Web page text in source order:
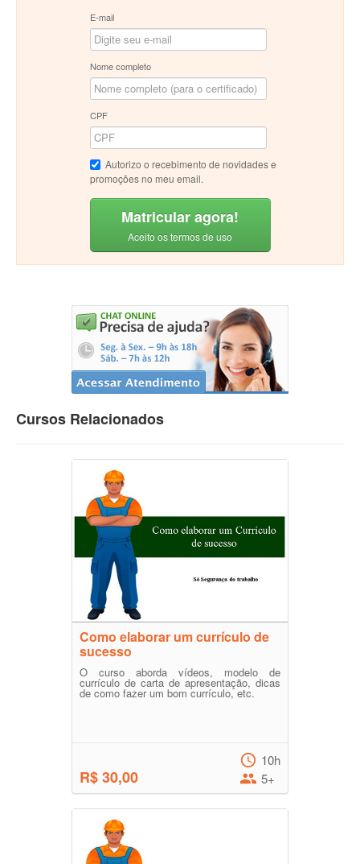
E-mail
Nome completo
CPF
Autorizo o recebimento de novidades e
promoções no meu email.
Matricular agora!
Aceito os termos de uso
Cursos Relacionados
Como elaborar um currículo de
sucesso
O curso aborda vídeos, modelo de
currículo de carta de apresentação, dicas
de como fazer um bom currículo, etc.
R$ 30,00
10h
5+